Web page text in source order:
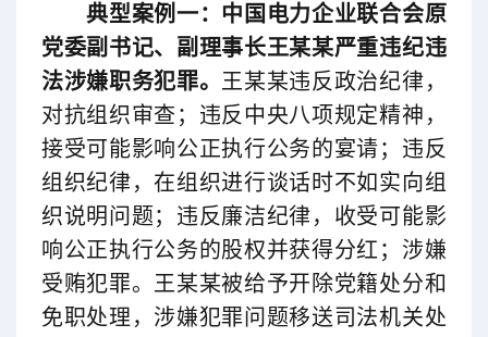
典型案例一：中国电力企业联合会原
党委副书记、副理事长王某某严重违纪违
法涉嫌职务犯罪。 王某某违反政治纪律，
对抗组织审查；违反中央八项规定精神，
接受可能影响公正执行公务的宴请；违反
组织纪律，在组织进行谈话时不如实向组
织说明问题；违反廉洁纪律，收受可能影
响公正执行公务的股权并获得分红；涉嫌
受贿犯罪。王某某被给予开除党籍处分和
免职处理，涉嫌犯罪问题移送司法机关处